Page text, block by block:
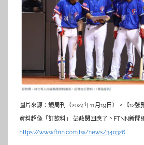
圖片來源：鏡周刊（2024年11月19日）。【12
資料超像「訂飲料」 彭政閔回應了。FTNN新聞
https://www.ftnn.com.tw/news/340326